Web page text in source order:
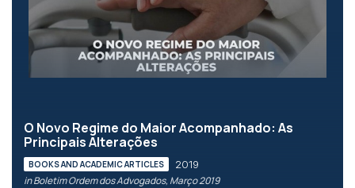
O Novo Regime do Maior Acompanhado: As
Principais Alterações
BOOKS AND ACADEMIC ARTICLES 2019
in Boletim Ordem dos Advogados, Março 2019